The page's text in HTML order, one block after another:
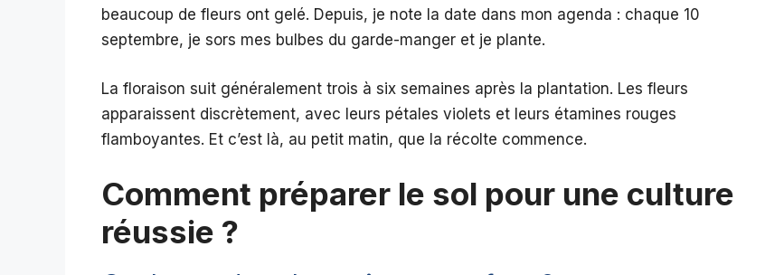
beaucoup de fleurs ont gelé. Depuis, je note la date dans mon agenda : chaque 10
septembre, je sors mes bulbes du garde-manger et je plante.
La floraison suit généralement trois à six semaines après la plantation. Les fleurs
apparaissent discrètement, avec leurs pétales violets et leurs étamines rouges
flamboyantes. Et c’est là, au petit matin, que la récolte commence.
Comment préparer le sol pour une culture
réussie ?